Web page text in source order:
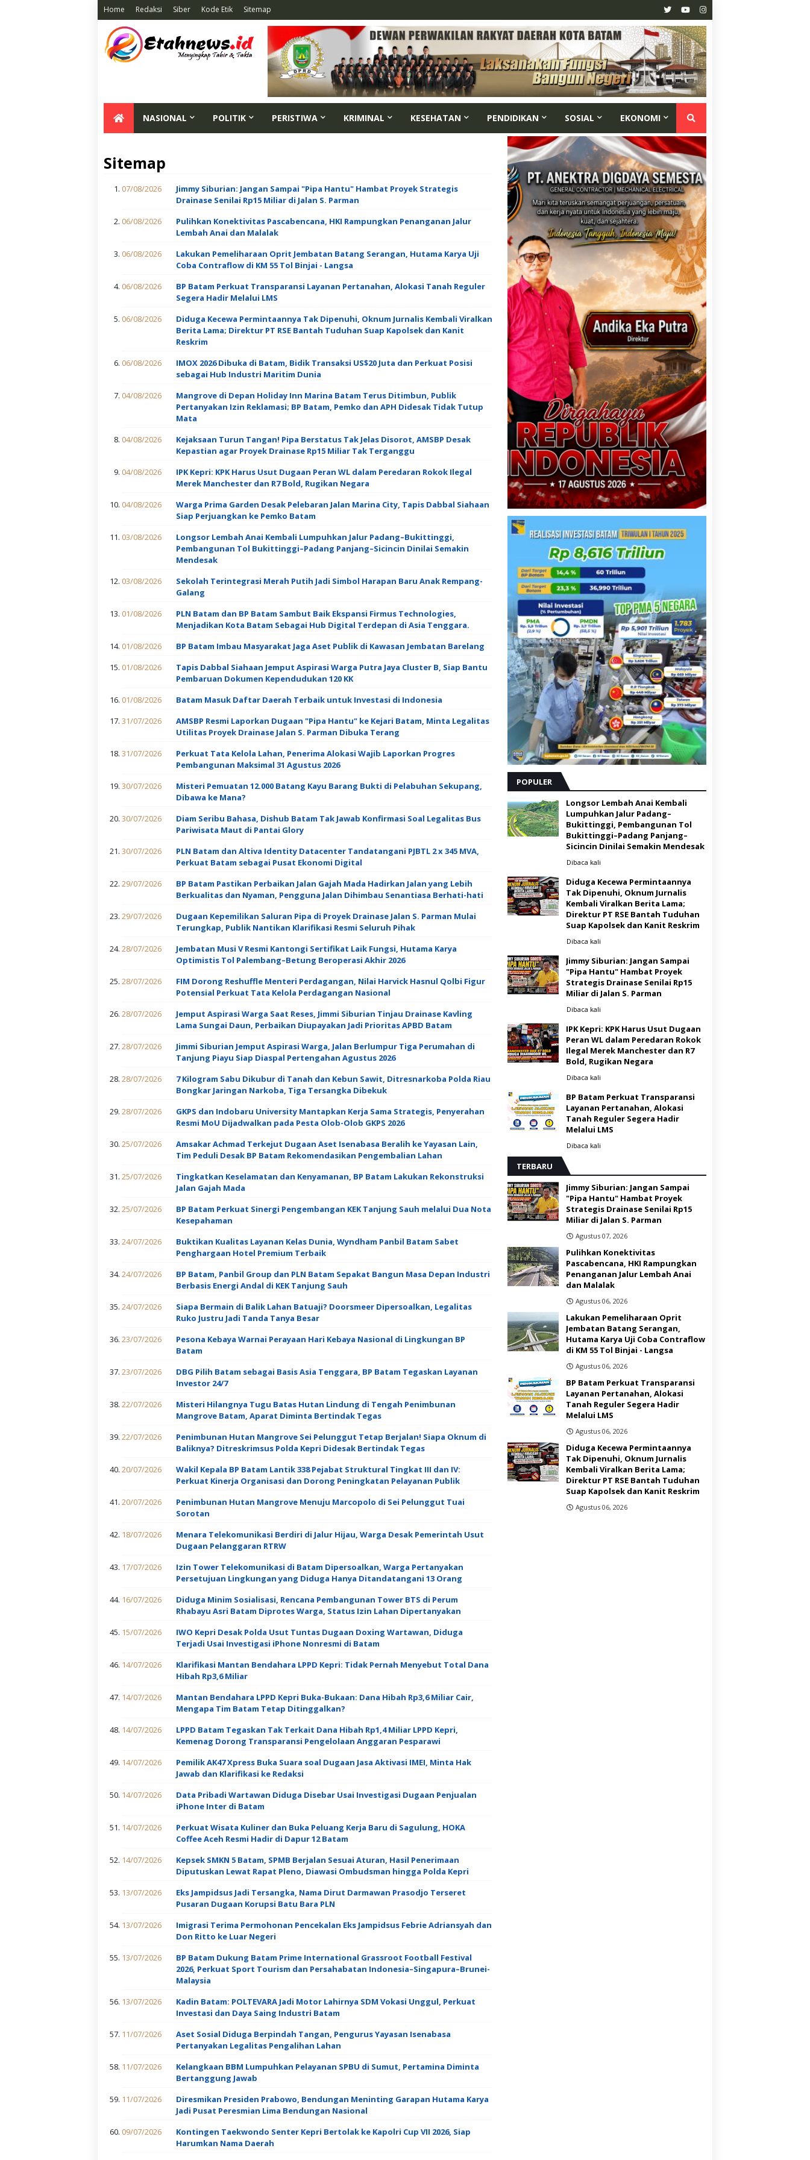
Home Redaksi Siber Kode Etik Sitemap
NASIONAL POLITIK PERISTIWA KRIMINAL KESEHATAN PENDIDIKAN SOSIAL EKONOMI
Sitemap
07/08/2026
Jimmy Siburian: Jangan Sampai "Pipa Hantu" Hambat Proyek Strategis
Drainase Senilai Rp15 Miliar di Jalan S. Parman
06/08/2026
Pulihkan Konektivitas Pascabencana, HKI Rampungkan Penanganan Jalur
Lembah Anai dan Malalak
06/08/2026
Lakukan Pemeliharaan Oprit Jembatan Batang Serangan, Hutama Karya Uji
Coba Contraflow di KM 55 Tol Binjai - Langsa
06/08/2026
BP Batam Perkuat Transparansi Layanan Pertanahan, Alokasi Tanah Reguler
Segera Hadir Melalui LMS
06/08/2026
Diduga Kecewa Permintaannya Tak Dipenuhi, Oknum Jurnalis Kembali Viralkan
Berita Lama; Direktur PT RSE Bantah Tuduhan Suap Kapolsek dan Kanit
Reskrim
06/08/2026
IMOX 2026 Dibuka di Batam, Bidik Transaksi US$20 Juta dan Perkuat Posisi
sebagai Hub Industri Maritim Dunia ‎
04/08/2026
Mangrove di Depan Holiday Inn Marina Batam Terus Ditimbun, Publik
Pertanyakan Izin Reklamasi; BP Batam, Pemko dan APH Didesak Tidak Tutup
Mata
04/08/2026
Kejaksaan Turun Tangan! Pipa Berstatus Tak Jelas Disorot, AMSBP Desak
Kepastian agar Proyek Drainase Rp15 Miliar Tak Terganggu
04/08/2026
IPK Kepri: KPK Harus Usut Dugaan Peran WL dalam Peredaran Rokok Ilegal
Merek Manchester dan R7 Bold, Rugikan Negara
04/08/2026
Warga Prima Garden Desak Pelebaran Jalan Marina City, Tapis Dabbal Siahaan
Siap Perjuangkan ke Pemko Batam
03/08/2026
Longsor Lembah Anai Kembali Lumpuhkan Jalur Padang–Bukittinggi,
Pembangunan Tol Bukittinggi–Padang Panjang–Sicincin Dinilai Semakin
Mendesak
03/08/2026
Sekolah Terintegrasi Merah Putih Jadi Simbol Harapan Baru Anak Rempang-
Galang
01/08/2026
PLN Batam dan BP Batam Sambut Baik Ekspansi Firmus Technologies,
Menjadikan Kota Batam Sebagai Hub Digital Terdepan di Asia Tenggara.
01/08/2026
BP Batam Imbau Masyarakat Jaga Aset Publik di Kawasan Jembatan Barelang
01/08/2026
Tapis Dabbal Siahaan Jemput Aspirasi Warga Putra Jaya Cluster B, Siap Bantu
Pembaruan Dokumen Kependudukan 120 KK ‎
01/08/2026
Batam Masuk Daftar Daerah Terbaik untuk Investasi di Indonesia
31/07/2026
AMSBP Resmi Laporkan Dugaan "Pipa Hantu" ke Kejari Batam, Minta Legalitas
Utilitas Proyek Drainase Jalan S. Parman Dibuka Terang
31/07/2026
Perkuat Tata Kelola Lahan, Penerima Alokasi Wajib Laporkan Progres
Pembangunan Maksimal 31 Agustus 2026
30/07/2026
Misteri Pemuatan 12.000 Batang Kayu Barang Bukti di Pelabuhan Sekupang,
Dibawa ke Mana?
30/07/2026
Diam Seribu Bahasa, Dishub Batam Tak Jawab Konfirmasi Soal Legalitas Bus
Pariwisata Maut di Pantai Glory
30/07/2026
PLN Batam dan Altiva Identity Datacenter Tandatangani PJBTL 2 x 345 MVA,
Perkuat Batam sebagai Pusat Ekonomi Digital
29/07/2026
BP Batam Pastikan Perbaikan Jalan Gajah Mada Hadirkan Jalan yang Lebih
Berkualitas dan Nyaman, Pengguna Jalan Dihimbau Senantiasa Berhati-hati
29/07/2026
Dugaan Kepemilikan Saluran Pipa di Proyek Drainase Jalan S. Parman Mulai
Terungkap, Publik Nantikan Klarifikasi Resmi Seluruh Pihak ‎
28/07/2026
Jembatan Musi V Resmi Kantongi Sertifikat Laik Fungsi, Hutama Karya
Optimistis Tol Palembang–Betung Beroperasi Akhir 2026
28/07/2026
FIM Dorong Reshuffle Menteri Perdagangan, Nilai Harvick Hasnul Qolbi Figur
Potensial Perkuat Tata Kelola Perdagangan Nasional
28/07/2026
Jemput Aspirasi Warga Saat Reses, Jimmi Siburian Tinjau Drainase Kavling
Lama Sungai Daun, Perbaikan Diupayakan Jadi Prioritas APBD Batam
28/07/2026
Jimmi Siburian Jemput Aspirasi Warga, Jalan Berlumpur Tiga Perumahan di
Tanjung Piayu Siap Diaspal Pertengahan Agustus 2026 ‎
28/07/2026
7 Kilogram Sabu Dikubur di Tanah dan Kebun Sawit, Ditresnarkoba Polda Riau
Bongkar Jaringan Narkoba, Tiga Tersangka Dibekuk
28/07/2026
GKPS dan Indobaru University Mantapkan Kerja Sama Strategis, Penyerahan
Resmi MoU Dijadwalkan pada Pesta Olob-Olob GKPS 2026 ‎
25/07/2026
Amsakar Achmad Terkejut Dugaan Aset Isenabasa Beralih ke Yayasan Lain,
Tim Peduli Desak BP Batam Rekomendasikan Pengembalian Lahan
25/07/2026
Tingkatkan Keselamatan dan Kenyamanan, BP Batam Lakukan Rekonstruksi
Jalan Gajah Mada
25/07/2026
BP Batam Perkuat Sinergi Pengembangan KEK Tanjung Sauh melalui Dua Nota
Kesepahaman
24/07/2026
Buktikan Kualitas Layanan Kelas Dunia, Wyndham Panbil Batam Sabet
Penghargaan Hotel Premium Terbaik
24/07/2026
BP Batam, Panbil Group dan PLN Batam Sepakat Bangun Masa Depan Industri
Berbasis Energi Andal di KEK Tanjung Sauh
24/07/2026
Siapa Bermain di Balik Lahan Batuaji? Doorsmeer Dipersoalkan, Legalitas
Ruko Justru Jadi Tanda Tanya Besar ‎
23/07/2026
Pesona Kebaya Warnai Perayaan Hari Kebaya Nasional di Lingkungan BP
Batam
23/07/2026
DBG Pilih Batam sebagai Basis Asia Tenggara, BP Batam Tegaskan Layanan
Investor 24/7
22/07/2026
Misteri Hilangnya Tugu Batas Hutan Lindung di Tengah Penimbunan
Mangrove Batam, Aparat Diminta Bertindak Tegas
22/07/2026
Penimbunan Hutan Mangrove Sei Pelunggut Tetap Berjalan! Siapa Oknum di
Baliknya? Ditreskrimsus Polda Kepri Didesak Bertindak Tegas
20/07/2026
Wakil Kepala BP Batam Lantik 338 Pejabat Struktural Tingkat III dan IV:
Perkuat Kinerja Organisasi dan Dorong Peningkatan Pelayanan Publik
20/07/2026
Penimbunan Hutan Mangrove Menuju Marcopolo di Sei Pelunggut Tuai
Sorotan
18/07/2026
Menara Telekomunikasi Berdiri di Jalur Hijau, Warga Desak Pemerintah Usut
Dugaan Pelanggaran RTRW
17/07/2026
Izin Tower Telekomunikasi di Batam Dipersoalkan, Warga Pertanyakan
Persetujuan Lingkungan yang Diduga Hanya Ditandatangani 13 Orang
16/07/2026
Diduga Minim Sosialisasi, Rencana Pembangunan Tower BTS di Perum
Rhabayu Asri Batam Diprotes Warga, Status Izin Lahan Dipertanyakan
15/07/2026
IWO Kepri Desak Polda Usut Tuntas Dugaan Doxing Wartawan, Diduga
Terjadi Usai Investigasi iPhone Nonresmi di Batam
14/07/2026
Klarifikasi Mantan Bendahara LPPD Kepri: Tidak Pernah Menyebut Total Dana
Hibah Rp3,6 Miliar
14/07/2026
Mantan Bendahara LPPD Kepri Buka-Bukaan: Dana Hibah Rp3,6 Miliar Cair,
Mengapa Tim Batam Tetap Ditinggalkan?
14/07/2026
LPPD Batam Tegaskan Tak Terkait Dana Hibah Rp1,4 Miliar LPPD Kepri,
Kemenag Dorong Transparansi Pengelolaan Anggaran Pesparawi
14/07/2026
Pemilik AK47 Xpress Buka Suara soal Dugaan Jasa Aktivasi IMEI, Minta Hak
Jawab dan Klarifikasi ke Redaksi
14/07/2026
Data Pribadi Wartawan Diduga Disebar Usai Investigasi Dugaan Penjualan
iPhone Inter di Batam
14/07/2026
Perkuat Wisata Kuliner dan Buka Peluang Kerja Baru di Sagulung, HOKA
Coffee Aceh Resmi Hadir di Dapur 12 Batam
14/07/2026
Kepsek SMKN 5 Batam, SPMB Berjalan Sesuai Aturan, Hasil Penerimaan
Diputuskan Lewat Rapat Pleno, Diawasi Ombudsman hingga Polda Kepri
13/07/2026
Eks Jampidsus Jadi Tersangka, Nama Dirut Darmawan Prasodjo Terseret
Pusaran Dugaan Korupsi Batu Bara PLN
13/07/2026
Imigrasi Terima Permohonan Pencekalan Eks Jampidsus Febrie Adriansyah dan
Don Ritto ke Luar Negeri
13/07/2026
BP Batam Dukung Batam Prime International Grassroot Football Festival
2026, Perkuat Sport Tourism dan Persahabatan Indonesia–Singapura–Brunei-
Malaysia
13/07/2026
Kadin Batam: POLTEVARA Jadi Motor Lahirnya SDM Vokasi Unggul, Perkuat
Investasi dan Daya Saing Industri Batam ‎
11/07/2026
Aset Sosial Diduga Berpindah Tangan, Pengurus Yayasan Isenabasa
Pertanyakan Legalitas Pengalihan Lahan ‎
11/07/2026
Kelangkaan BBM Lumpuhkan Pelayanan SPBU di Sumut, Pertamina Diminta
Bertanggung Jawab
11/07/2026
Diresmikan Presiden Prabowo, Bendungan Meninting Garapan Hutama Karya
Jadi Pusat Peresmian Lima Bendungan Nasional
09/07/2026
Kontingen Taekwondo Senter Kepri Bertolak ke Kapolri Cup VII 2026, Siap
Harumkan Nama Daerah
POPULER
Longsor Lembah Anai Kembali
Lumpuhkan Jalur Padang–
Bukittinggi, Pembangunan Tol
Bukittinggi–Padang Panjang–
Sicincin Dinilai Semakin Mendesak
Dibaca kali
Diduga Kecewa Permintaannya
Tak Dipenuhi, Oknum Jurnalis
Kembali Viralkan Berita Lama;
Direktur PT RSE Bantah Tuduhan
Suap Kapolsek dan Kanit Reskrim
Dibaca kali
Jimmy Siburian: Jangan Sampai
"Pipa Hantu" Hambat Proyek
Strategis Drainase Senilai Rp15
Miliar di Jalan S. Parman
Dibaca kali
IPK Kepri: KPK Harus Usut Dugaan
Peran WL dalam Peredaran Rokok
Ilegal Merek Manchester dan R7
Bold, Rugikan Negara
Dibaca kali
BP Batam Perkuat Transparansi
Layanan Pertanahan, Alokasi
Tanah Reguler Segera Hadir
Melalui LMS
Dibaca kali
TERBARU
Jimmy Siburian: Jangan Sampai
"Pipa Hantu" Hambat Proyek
Strategis Drainase Senilai Rp15
Miliar di Jalan S. Parman
Agustus 07, 2026
Pulihkan Konektivitas
Pascabencana, HKI Rampungkan
Penanganan Jalur Lembah Anai
dan Malalak
Agustus 06, 2026
Lakukan Pemeliharaan Oprit
Jembatan Batang Serangan,
Hutama Karya Uji Coba Contraflow
di KM 55 Tol Binjai - Langsa
Agustus 06, 2026
BP Batam Perkuat Transparansi
Layanan Pertanahan, Alokasi
Tanah Reguler Segera Hadir
Melalui LMS
Agustus 06, 2026
Diduga Kecewa Permintaannya
Tak Dipenuhi, Oknum Jurnalis
Kembali Viralkan Berita Lama;
Direktur PT RSE Bantah Tuduhan
Suap Kapolsek dan Kanit Reskrim
Agustus 06, 2026